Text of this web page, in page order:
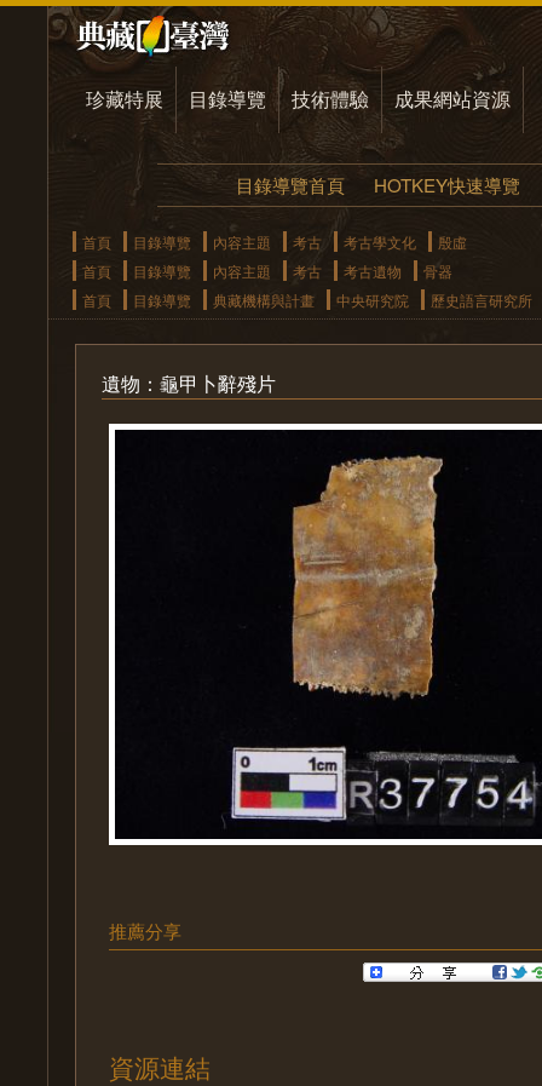
珍藏特展 目錄導覽 技術體驗 成果網站資源
目錄導覽首頁 HOTKEY快速導覽
首頁 目錄導覽 內容主題 考古 考古學文化
殷虛
首頁
目錄導覽 內容主題 考古 考古遺物
骨器
首頁
目錄導覽 典藏機構與計畫 中央研究院 歷史語言研究所
遺物：龜甲卜辭殘片
推薦分享
資源連結